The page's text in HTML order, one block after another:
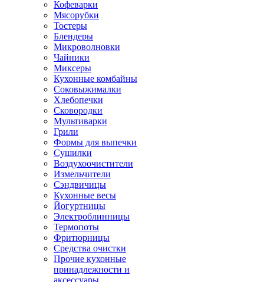
Кофеварки
Мясорубки
Тостеры
Блендеры
Микроволновки
Чайники
Миксеры
Кухонные комбайны
Соковыжималки
Хлебопечки
Сковородки
Мультиварки
Грили
Формы для выпечки
Сушилки
Воздухоочистители
Измельчители
Сэндвичицы
Кухонные весы
Йогуртницы
Электроблинницы
Термопоты
Фритюрницы
Средства очистки
Прочие кухонные
принадлежности и
аксессуары